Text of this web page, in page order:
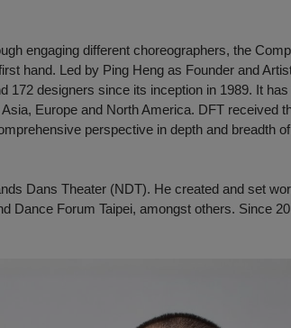
engaging different choreographers, the
hand. Led by Ping Heng as Founder and
172 designers since its inception in 1989. It
Europe and North America. DFT received
perspective in depth and breadth
Dans Theater (NDT). He created and set
Dance Forum Taipei, amongst others. Since